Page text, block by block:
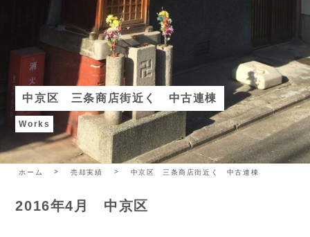
中京区 三条商店街近く 中古連棟
Works
ホーム 売却実績 中京区 三条商店街近く 中古連棟
2016年4月 中京区